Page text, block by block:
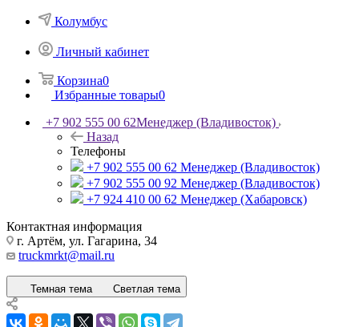
Колумбус
Личный кабинет
Корзина0
Избранные товары0
+7 902 555 00 62Менеджер (Владивосток)
Назад
Телефоны
+7 902 555 00 62 Менеджер (Владивосток)
+7 902 555 00 92 Менеджер (Владивосток)
+7 924 410 00 62 Менеджер (Хабаровск)
Контактная информация
г. Артём, ул. Гагарина, 34
truckmrkt@mail.ru
Темная тема Светлая тема